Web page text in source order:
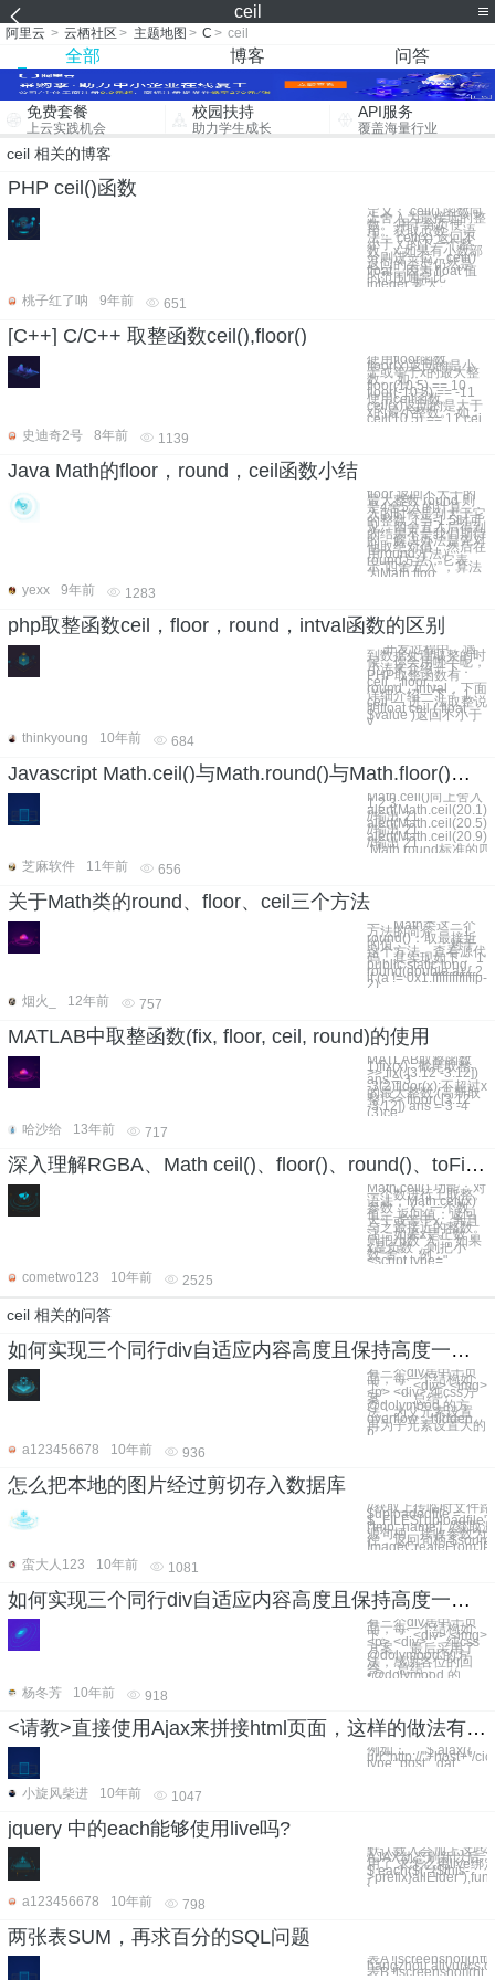
ceil
阿里云 > 云栖社区 > 主题地图 > C > ceil
全部 博客 问答
免费套餐
上云实践机会
校园扶持
助力学生成长
API服务
覆盖海量行业
ceil 相关的博客
PHP ceil()函数
定义： ceil() 函数向
上舍入为最接近的整
数。 用于分页使
用。获取页数。 语
法： ceil(x) 返回不
小于 x 的下一个整
数，x 如果有小数部
分则进一位。ceil()
返回的类型仍然是
float，因为 float 值
的范围通常比
integer 要大。
桃子红了呐
9年前 651
[C++] C/C++ 取整函数ceil(),floor()
使用floor函数。
floor(x)返回的是小
于或等于x的最大整
数。 如：
floor(10.5) == 10
floor(-10.5) == -11
使用ceil函数。
ceil(x)返回的是大于
x的最小整数。 如：
ceil(10.5) == 11 cei
史迪奇2号
8年前 1139
Java Math的floor，round，ceil函数小结
floor 返回不大于的
最大整数 round 则
是4舍5入的计算，
入的时候是到大于它
的整数（当-1.5时可
见，四舍五入后得到
的结果不是我们期待
的，解决办法是先对
他取绝对值，然后在
用round方法）
round方法，它表
示“四舍五入”，算法
为Math.floo
yexx
9年前 1283
php取整函数ceil，floor，round，intval函数的区别
开发过程中，遇
到数据处理取整的时
候，你会用哪个呢，
小涛来介绍一下：
PHP取整函数有
ceil，floor，
round，intval，下面
详细介绍一下： 1、
ceil — 进一法取整说
明float ceil ( float
$value )返回不小于
v
thinkyoung
10年前 684
Javascript Math.ceil()与Math.round()与Math.floor()区别
Math.ceil()向上舍入
1 2 3
alert(Math.ceil(20.1))
//输出 21
alert(Math.ceil(20.5))
//输出 21
alert(Math.ceil(20.9))
//输出 21
Math.round标准的四
芝麻软件
11年前 656
关于Math类的round、floor、ceil三个方法
一、Math类这三个
方法的简介 1、
round()：取最接近
的值。 对于
这个方法，查看源代
码，其实现如下： 1
public static long
round(double a) { 2
if (a != 0x1.fffffffffffffp-
2)
烟火_
12年前 757
MATLAB中取整函数(fix, floor, ceil, round)的使用
MATLAB取整函数
1)fix(x) : 截尾取整.
>> fix( [3.12 -3.12])
ans = 3
-3(2)floor(x):不超过x
的最大整数.(高斯取
整) >> floor( [3.12
-3.12]) ans = 3 -4
(3)ce
哈沙给
13年前 717
深入理解RGBA、Math ceil()、floor()、round()、toFixed()随机数，取整方法
Math.ceil() 功能：对
一个数进行上取整。
语法：Math.ceil(x)
参数： x：一个数
值。 返回值：返回
大于或等于x，并且
与之最接近的整数。
注：如果x是正数，
则把小数“入”；如果
x是负数，则把小
数“舍”。 例：
<script type="
cometwo123
10年前 2525
ceil 相关的问答
如何实现三个同行div自适应内容高度且保持高度一致？
有三个div居中于页
面，每一个结构如
下。 ``` <div> <img>
<p> <div> 纯css方
案。 ``` 总结：
@dolymood 的方
法：为父元素设置
overflow：hidden。
再为子元素设置大的
p
a123456678
10年前 936
怎么把本地的图片经过剪切存入数据库
//获取上传临时文件路
$uploadedfile =
$_FILES['uploadfile']
['tmp_name']; //获取源文件资
源句柄。接收参数为
径，返回句柄
蛮大人123
10年前 1081
如何实现三个同行div自适应内容高度且保持高度一致？
有三个div居中于页
面，每一个结构如
下。 ``` <div> <img>
<p> <div> ``` 纯css
方案。 最后采用了
@dolymood 的方
法，感谢各位的回
答。 总结：
•@dolymood 的
杨冬芳
10年前 918
<请教>直接使用Ajax来拼接html页面，这样的做法有什么优劣，可行么？
例如： ``` $.ajax({
url:"http://"+host+"/
type:"post", dat
小旋风柴进
10年前 1047
jquery 中的each能够使用live吗?
默认载入会加上这些
AJAX动态刷新以后.
用了.求怎么用live绑定
$.each($(".{$this-
{
a123456678
10年前 798
两张表SUM，再求百分的SQL问题
表A
表B ![screenshot](ht